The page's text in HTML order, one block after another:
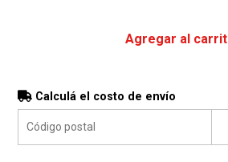
Agregar al
Calculá el costo de envío